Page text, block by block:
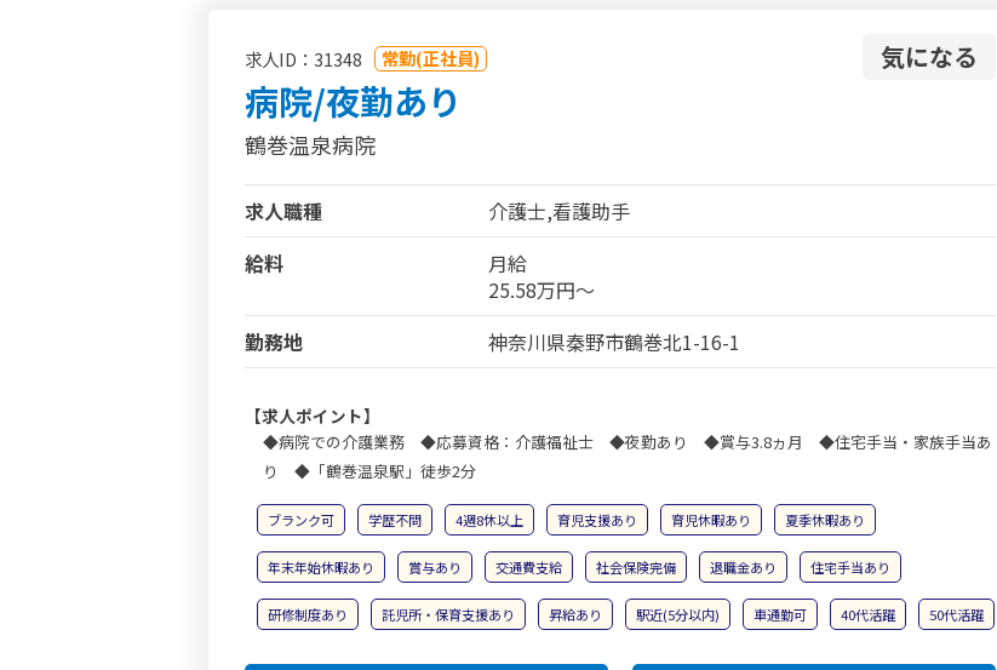
求人ID：31348 常勤(正社員) 気になる
病院/夜勤あり
鶴巻温泉病院
求人職種
介護士,看護助手
給料
月給
25.58万円～
勤務地
神奈川県秦野市鶴巻北1-16-1
【求人ポイント】
◆病院での介護業務 ◆応募資格：介護福祉士 ◆夜勤あり ◆賞与3.8ヵ月 ◆住宅手当・家族手当あ
り ◆「鶴巻温泉駅」徒歩2分
ブランク可 学歴不問 4週8休以上 育児支援あり 育児休暇あり 夏季休暇あり
年末年始休暇あり 賞与あり 交通費支給 社会保険完備 退職金あり 住宅手当あり
研修制度あり 託児所・保育支援あり 昇給あり 駅近(5分以内) 車通勤可 40代活躍 50代活躍